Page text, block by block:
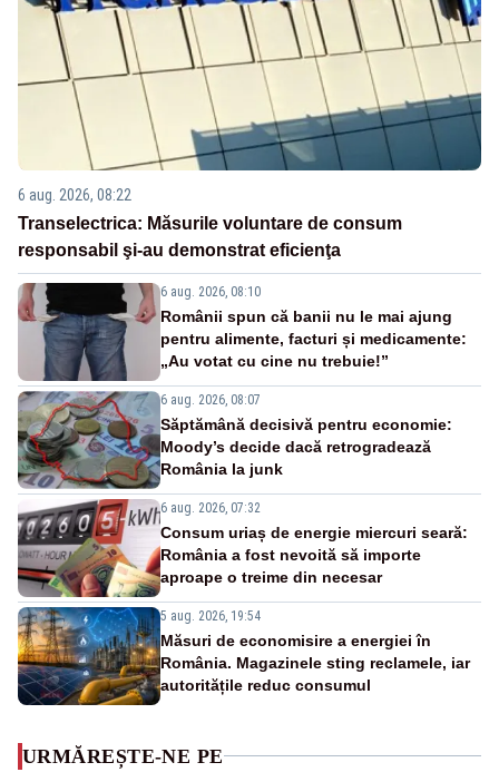
6 aug. 2026, 08:22
Transelectrica: Măsurile voluntare de consum
responsabil şi-au demonstrat eficienţa
6 aug. 2026, 08:10
Românii spun că banii nu le mai ajung
pentru alimente, facturi și medicamente:
„Au votat cu cine nu trebuie!”
6 aug. 2026, 08:07
Săptămână decisivă pentru economie:
Moody’s decide dacă retrogradează
România la junk
6 aug. 2026, 07:32
Consum uriaș de energie miercuri seară:
România a fost nevoită să importe
aproape o treime din necesar
5 aug. 2026, 19:54
Măsuri de economisire a energiei în
România. Magazinele sting reclamele, iar
autoritățile reduc consumul
URMĂREȘTE-NE PE